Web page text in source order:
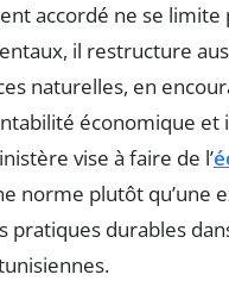
accordé ne se limite
il restructure
naturelles, en
économique et
vise à faire de l’
norme plutôt qu’une
pratiques durables